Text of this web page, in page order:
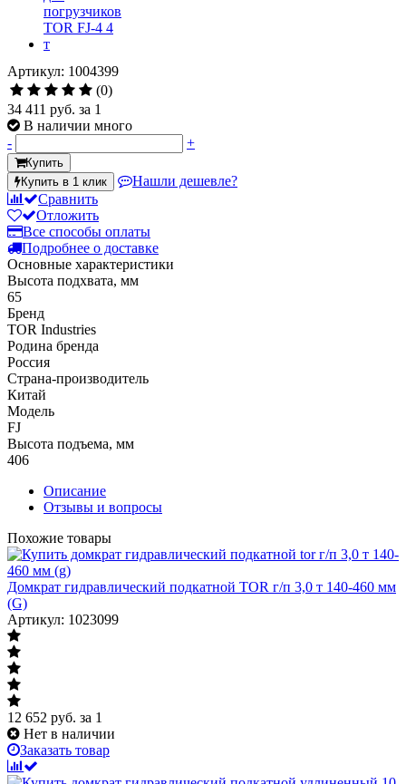
Артикул: 1004399
(0)
34 411 руб. за 1
В наличии много
-
+
Купить
Купить в 1 клик
Нашли дешевле?
Сравнить
Отложить
Все способы оплаты
Подробнее о доставке
Основные характеристики
Высота подхвата, мм
65
Бренд
TOR Industries
Родина бренда
Россия
Страна-производитель
Китай
Модель
FJ
Высота подъема, мм
406
Описание
Отзывы и вопросы
Похожие товары
Домкрат гидравлический подкатной TOR г/п 3,0 т 140-460 мм
(G)
Артикул: 1023099
12 652 руб. за 1
Нет в наличии
Заказать товар